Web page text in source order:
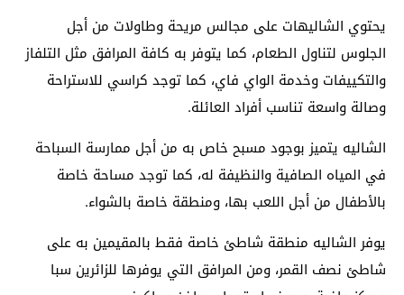
يحتوي الشاليهات على مجالس مريحة وطاولات من أجل
الجلوس لتناول الطعام، كما يتوفر به كافة المرافق مثل التلفاز
والتكييفات وخدمة الواي فاي، كما توجد كراسي للاستراحة
وصالة واسعة تناسب أفراد العائلة.
الشاليه يتميز بوجود مسبح خاص به من أجل ممارسة السباحة
في المياه الصافية والنظيفة له، كما توجد مساحة خاصة
بالأطفال من أجل اللعب بها، ومنطقة خاصة بالشواء.
يوفر الشاليه منطقة شاطئ خاصة فقط بالمقيمين به على
شاطئ نصف القمر، ومن المرافق التي يوفرها للزائرين سبا